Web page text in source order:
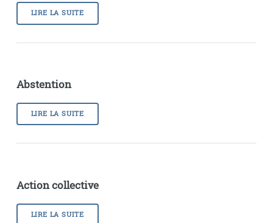
LIRE LA SUITE
Abstention
LIRE LA SUITE
Action collective
LIRE LA SUITE